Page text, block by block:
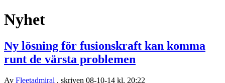
Nyhet
Ny lösning för fusionskraft kan komma
runt de värsta problemen
Av Fleetadmiral , skriven 08-10-14 kl. 20:22